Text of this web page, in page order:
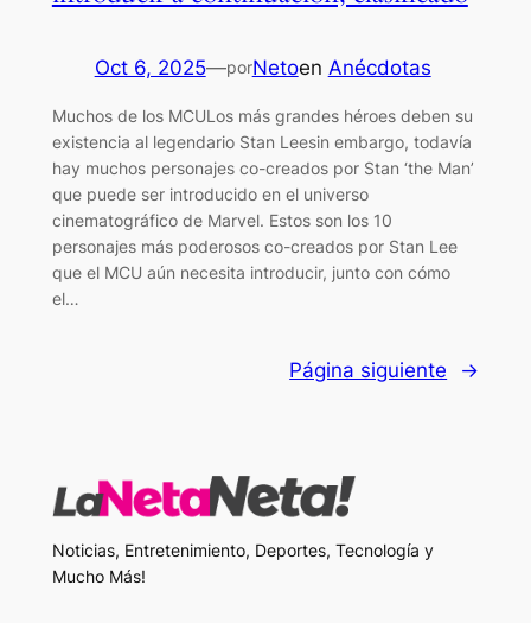
Oct 6, 2025—porNetoen Anécdotas
Muchos de los MCULos más grandes héroes deben su
existencia al legendario Stan Leesin embargo, todavía
hay muchos personajes co-creados por Stan ‘the Man’
que puede ser introducido en el universo
cinematográfico de Marvel. Estos son los 10
personajes más poderosos co-creados por Stan Lee
que el MCU aún necesita introducir, junto con cómo
el…
Página siguiente →
Noticias, Entretenimiento, Deportes, Tecnología y
Mucho Más!